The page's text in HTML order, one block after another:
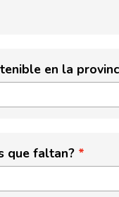
en la
que faltan?